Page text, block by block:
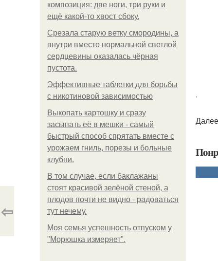
композиция: две ноги, три руки и
ещё какой-то хвост сбоку.
Срезала старую ветку смородины, а
внутри вместо нормальной светлой
сердцевины оказалась чёрная
пустота.
Эффективные таблетки для борьбы
с никотиновой зависимостью
Выкопать картошку и сразу
засыпать её в мешки - самый
быстрый способ спрятать вместе с
урожаем гниль, порезы и больные
клубни.
В том случае, если баклажаны
стоят красивой зелёной стеной, а
плодов почти не видно - радоваться
тут нечему.
Моя семья успешность отпуском у
"Морюшка измеряет".
.
⇦